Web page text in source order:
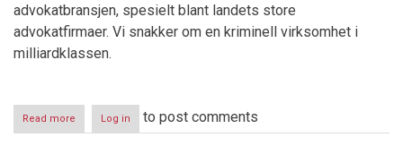
advokatbransjen, spesielt blant landets store
advokatfirmaer. Vi snakker om en kriminell virksomhet i
milliardklassen.
Read more about
Regjeringens
Log in to post comments